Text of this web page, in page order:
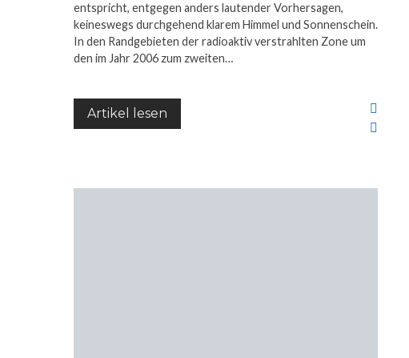
entspricht, entgegen anders lautender Vorhersagen,
keineswegs durchgehend klarem Himmel und Sonnenschein.
In den Randgebieten der radioaktiv verstrahlten Zone um
den im Jahr 2006 zum zweiten…
Artikel lesen